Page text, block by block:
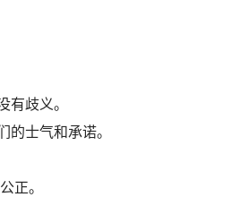
歧义。
士气和承诺。
正。